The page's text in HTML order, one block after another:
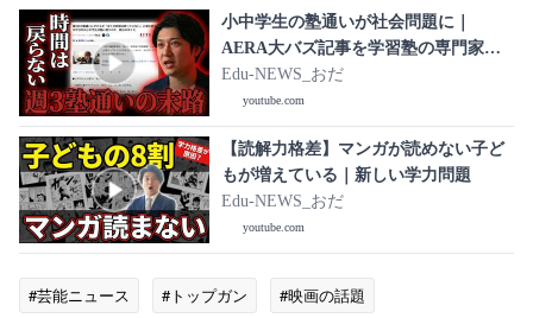
小中学生の塾通いが社会問題に｜
AERA大バズ記事を学習塾の専門家が
徹底分析
Edu-NEWS_おだ
youtube.com
【読解力格差】マンガが読めない子ど
もが増えている｜新しい学力問題
Edu-NEWS_おだ
youtube.com
#芸能ニュース #トップガン #映画の話題